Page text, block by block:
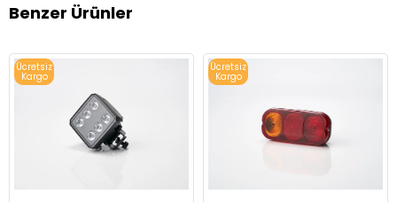
Benzer Ürünler
Ücretsiz
Kargo
Ücretsiz
Kargo